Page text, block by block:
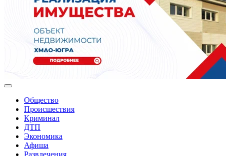
Общество
Происшествия
Криминал
ДТП
Экономика
Афиша
Развлечения